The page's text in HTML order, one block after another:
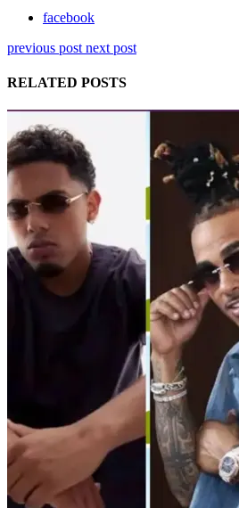
facebook
previous post next post
RELATED POSTS